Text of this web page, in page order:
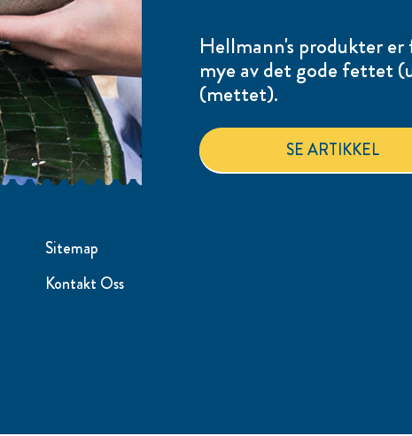
Hellmann's produkter
mye av det gode fettet
(mettet).
SE ARTIKKELVI
Sitemap
Kontakt Oss